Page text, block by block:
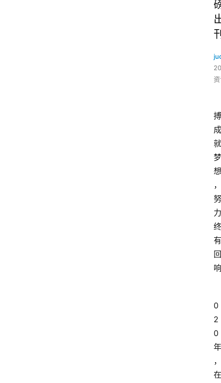
搏
成
就
梦
想
，
努
力
终
有
回
响
0
2
0
年
，
在